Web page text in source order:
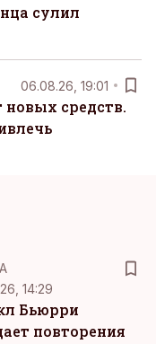
сулил
06.08.26, 19:01
средств.
14:29
Бьюрри
повторения